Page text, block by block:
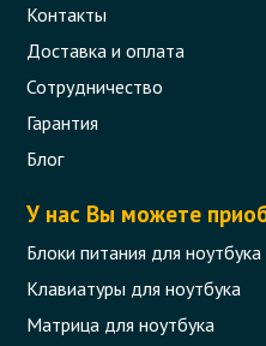
Контакты
Доставка и оплата
Сотрудничество
Гарантия
Блог
У нас Вы можете
Блоки питания для ноутбука
Клавиатуры для ноутбука
Матрица для ноутбука